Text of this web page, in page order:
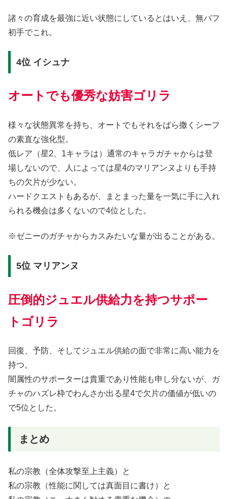
諸々の育成を最強に近い状態にしているとはいえ、無バフ
初手でこれ。
4位 イシュナ
オートでも優秀な妨害ゴリラ
様々な状態異常を持ち、オートでもそれをばら撒くシーフ
の素直な強化型。
低レア（星2、1キャラは）通常のキャラガチャからは登
場しないので、人によっては星4のマリアンヌよりも手持
ちの欠片が少ない。
ハードクエストもあるが、まとまった量を一気に手に入れ
られる機会は多くないので4位とした。
※ゼニーのガチャからカスみたいな量が出ることがある。
5位 マリアンヌ
圧倒的ジュエル供給力を持つサポー
トゴリラ
回復、予防、そしてジュエル供給の面で非常に高い能力を
持つ。
闇属性のサポーターは貴重であり性能も申し分ないが、ガ
チャのハズレ枠でわんさか出る星4で欠片の価値が低いの
で5位とした。
まとめ
私の宗教（全体攻撃至上主義）と
私の宗教（性能に関しては真面目に書け）と